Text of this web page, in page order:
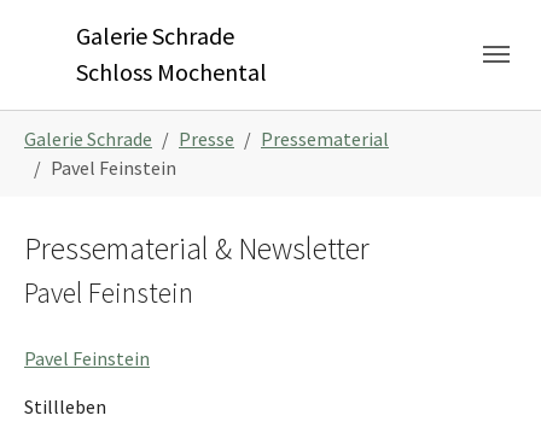
Galerie Schrade
Schloss Mochental
Galerie Schrade Presse
Pressematerial
Pavel Feinstein
Pressematerial & Newsletter
Pavel Feinstein
Pavel Feinstein
Stillleben